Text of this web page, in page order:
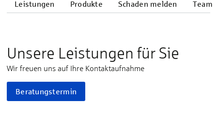
Leistungen Produkte Schaden melden Team
Unsere Leistungen für Sie
Wir freuen uns auf Ihre Kontaktaufnahme
Beratungstermin